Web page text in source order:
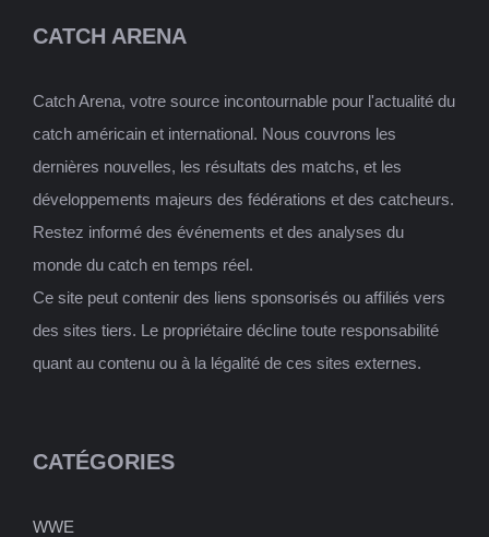
CATCH ARENA
Catch Arena, votre source incontournable pour l'actualité du
catch américain et international. Nous couvrons les
dernières nouvelles, les résultats des matchs, et les
développements majeurs des fédérations et des catcheurs.
Restez informé des événements et des analyses du
monde du catch en temps réel.
Ce site peut contenir des liens sponsorisés ou affiliés vers
des sites tiers. Le propriétaire décline toute responsabilité
quant au contenu ou à la légalité de ces sites externes.
CATÉGORIES
WWE